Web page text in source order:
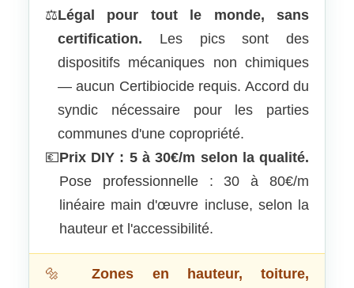
⚖️Légal pour tout le monde, sans
certification. Les pics sont des
dispositifs mécaniques non chimiques
— aucun Certibiocide requis. Accord du
syndic nécessaire pour les parties
communes d'une copropriété.
💶Prix DIY : 5 à 30€/m selon la qualité.
Pose professionnelle : 30 à 80€/m
linéaire main d'œuvre incluse, selon la
hauteur et l'accessibilité.
🔩Zones en hauteur, toiture,